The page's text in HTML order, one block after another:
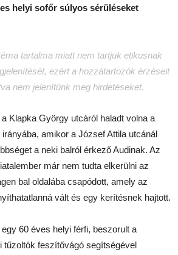
helyi sofőr súlyos sérüléseket
tartalma miatt nem tartjuk etikusnak
ezért a hozzátartozók érzéseit
nem jelenítünk meg hirdetéseket.
Klapka György utcáról haladt volna a
amikor a József Attila utcánál
a neki balról érkező Audinak. Az
már nem tudta elkerülni az
bal oldalába csapódott, amely az
vált és egy kerítésnek hajtott.
60 éves helyi férfi, beszorult a
tűzoltók feszítővágó segítségével